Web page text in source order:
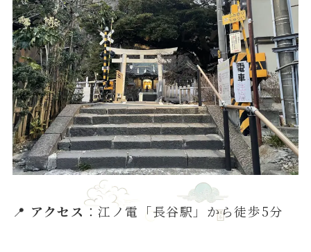
📍 アクセス：江ノ電「長谷駅」から徒歩5分